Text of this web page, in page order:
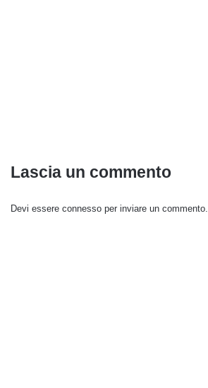
Lascia un commento
Devi essere connesso per inviare un commento.